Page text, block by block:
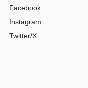
Facebook
Instagram
Twitter/X